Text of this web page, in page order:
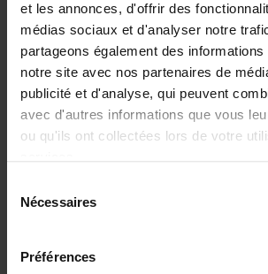
et les annonces, d'offrir des
médias sociaux et d'analyser notre
partageons également des
notre site avec nos partenaires de
publicité et d'analyse, qui peuvent
avec d'autres informations que vous
ou qu'ils ont collectées lors de votre
Nécessaires
Préférences
Ajouter au panier
Reshape Your
Bärbel Buyse
Couverture souple
2026